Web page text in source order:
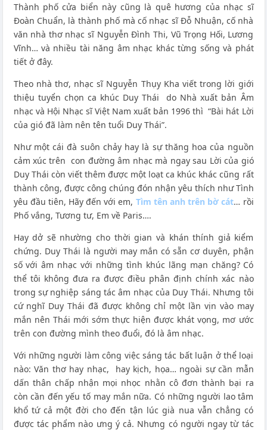
Thành phố cửa biển này cũng là quê hương của nhạc sĩ
Đoàn Chuẩn, là thành phố mà cố nhạc sĩ Đỗ Nhuận, cố nhà
văn nhà thơ nhạc sĩ Nguyễn Đình Thi, Vũ Trọng Hối, Lương
Vĩnh… và nhiều tài năng âm nhạc khác từng sống và phát
tiết ở đây.
Theo nhà thơ, nhạc sĩ Nguyễn Thụy Kha viết trong lời giới
thiệu tuyển chọn ca khúc Duy Thái do Nhà xuất bản Âm
nhạc và Hội Nhạc sĩ Việt Nam xuất bản 1996 thì “Bài hát Lời
của gió đã làm nên tên tuổi Duy Thái”.
Như một cái đà suôn chảy hay là sự thăng hoa của nguồn
cảm xúc trên con đường âm nhạc mà ngay sau Lời của gió
Duy Thái còn viết thêm được một loạt ca khúc khác cũng rất
thành công, được công chúng đón nhận yêu thích như Tình
yêu đầu tiên, Hãy đến với em, Tìm tên anh trên bờ cát… rồi
Phố vắng, Tương tư, Em về Paris….
Hay dở sẽ nhường cho thời gian và khán thính giả kiểm
chứng. Duy Thái là người may mắn có sẵn cơ duyên, phận
số với âm nhạc với những tình khúc lãng mạn chăng? Có
thể tôi không đưa ra được điều phân định chính xác nào
trong sự nghiệp sáng tác âm nhạc của Duy Thái. Nhưng tôi
cứ nghĩ Duy Thái đã được không chỉ một lần vịn vào may
mắn nên Thái mới sớm thực hiện được khát vọng, mơ ước
trên con đường mình theo đuổi, đó là âm nhạc.
Với những người làm công việc sáng tác bất luận ở thể loại
nào: Văn thơ hay nhạc, hay kịch, họa… ngoài sự cần mẫn
dấn thân chấp nhận mọi nhọc nhằn cô đơn thành bại ra
còn cần đến yếu tố may mắn nữa. Có những người lao tâm
khổ tứ cả một đời cho đến tận lúc già nua vẫn chẳng có
được tác phẩm nào ưng ý cả. Nhưng có người ngay từ tác